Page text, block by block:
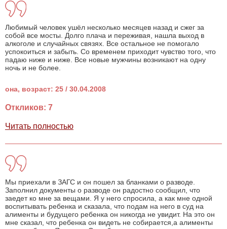
Любимый человек ушёл несколько месяцев назад и сжег за
собой все мосты. Долго плача и переживая, нашла выход в
алкоголе и случайных связях. Все остальное не помогало
успокоиться и забыть. Со временем приходит чувство того, что
падаю ниже и ниже. Все новые мужчины возникают на одну
ночь и не более.
она, возраст: 25 / 30.04.2008
Откликов: 7
Читать полностью
Мы приехали в ЗАГС и он пошел за бланками о разводе.
Заполнил документы о разводе он радостно сообщил, что
заедет ко мне за вещами. Я у него спросила, а как мне одной
воспитывать ребенка и сказала, что подам на него в суд на
алименты и будущего ребенка он никогда не увидит. На это он
мне сказал, что ребенка он видеть не собирается,а алименты